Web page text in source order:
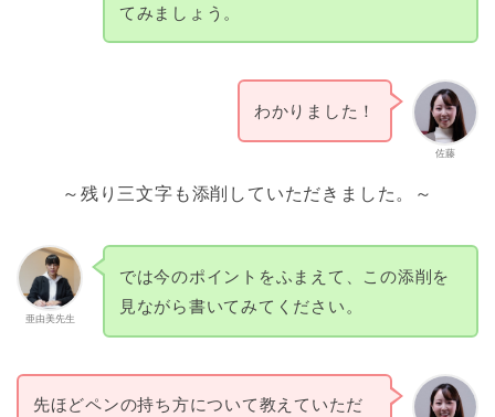
てみましょう。
佐藤
わかりました！
～残り三文字も添削していただきました。～
亜由美先生
では今のポイントをふまえて、この添削を
見ながら書いてみてください。
先ほどペンの持ち方について教えていただ